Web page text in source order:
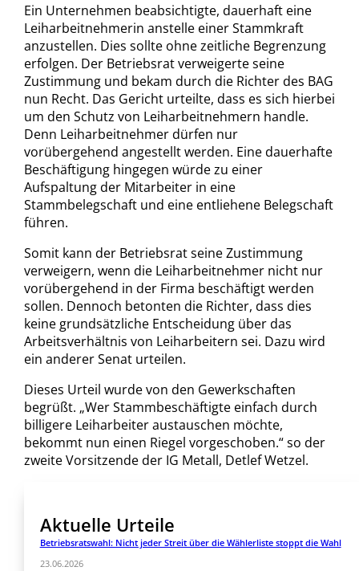
Ein Unternehmen beabsichtigte, dauerhaft eine
Leiharbeitnehmerin anstelle einer Stammkraft
anzustellen. Dies sollte ohne zeitliche Begrenzung
erfolgen. Der Betriebsrat verweigerte seine
Zustimmung und bekam durch die Richter des BAG
nun Recht. Das Gericht urteilte, dass es sich hierbei
um den Schutz von Leiharbeitnehmern handle.
Denn Leiharbeitnehmer dürfen nur
vorübergehend angestellt werden. Eine dauerhafte
Beschäftigung hingegen würde zu einer
Aufspaltung der Mitarbeiter in eine
Stammbelegschaft und eine entliehene Belegschaft
führen.
Somit kann der Betriebsrat seine Zustimmung
verweigern, wenn die Leiharbeitnehmer nicht nur
vorübergehend in der Firma beschäftigt werden
sollen. Dennoch betonten die Richter, dass dies
keine grundsätzliche Entscheidung über das
Arbeitsverhältnis von Leiharbeitern sei. Dazu wird
ein anderer Senat urteilen.
Dieses Urteil wurde von den Gewerkschaften
begrüßt. „Wer Stammbeschäftigte einfach durch
billigere Leiharbeiter austauschen möchte,
bekommt nun einen Riegel vorgeschoben.“ so der
zweite Vorsitzende der IG Metall, Detlef Wetzel.
Aktuelle Urteile
Betriebsratswahl: Nicht jeder Streit über die Wählerliste stoppt die Wahl
23.06.2026